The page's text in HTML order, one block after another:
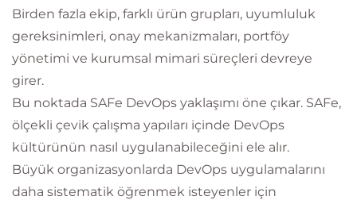
Birden fazla ekip, farklı ürün grupları, uyumluluk
gereksinimleri, onay mekanizmaları, portföy
yönetimi ve kurumsal mimari süreçleri devreye
girer.
Bu noktada SAFe DevOps yaklaşımı öne çıkar. SAFe,
ölçekli çevik çalışma yapıları içinde DevOps
kültürünün nasıl uygulanabileceğini ele alır.
Büyük organizasyonlarda DevOps uygulamalarını
daha sistematik öğrenmek isteyenler için